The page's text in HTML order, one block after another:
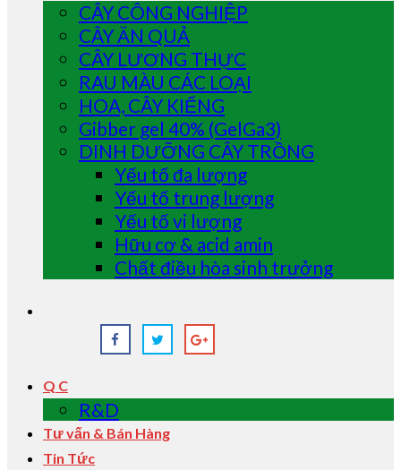
CÂY CÔNG NGHIỆP
CÂY ĂN QUẢ
CÂY LƯƠNG THỰC
RAU MÀU CÁC LOẠI
HOA, CÂY KIỂNG
Gibber gel 40% (GelGa3)
DINH DƯỠNG CÂY TRỒNG
Yếu tố đa lượng
Yếu tố trung lượng
Yếu tố vi lượng
Hữu cơ & acid amin
Chất điều hòa sinh trưởng
Q C
R&D
Tư vấn & Bán Hàng
Tin Tức